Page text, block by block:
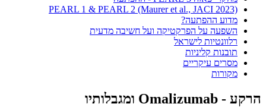
PEARL 1 & PEARL 2 (Maurer et al., JACI 2023)
מדוע ההפתעה?
השפעה על הפרקטיקה ועל חשיבה מדעית
רלוונטיות לישראל
תובנות קליניות
מסרים עיקריים
מקורות
הרקע - Omalizumab ומגבלותיו